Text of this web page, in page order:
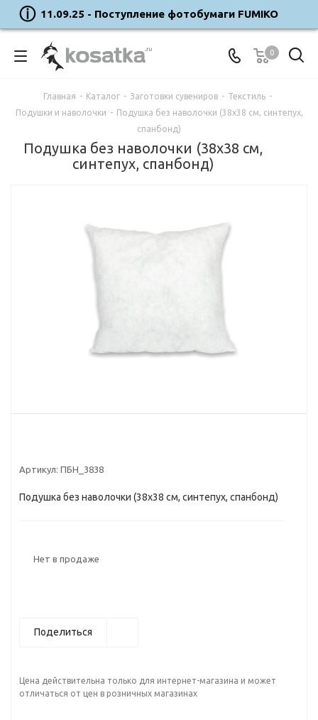
11.09.25 - Поступление фотобумаги FUMIKO
0
Главная - Каталог - Заготовки сувениров - Текстиль -
Подушки и наволочки - Подушка без наволочки (38х38 см, синтепух,
спанбонд)
Подушка без наволочки (38х38 см,
синтепух, спанбонд)
Артикул: ПБН_3838
Подушка без наволочки (38х38 см, синтепух, спанбонд)
Нет в продаже
Поделиться
Цена действительна только для интернет-магазина и может
отличаться от цен в розничных магазинах